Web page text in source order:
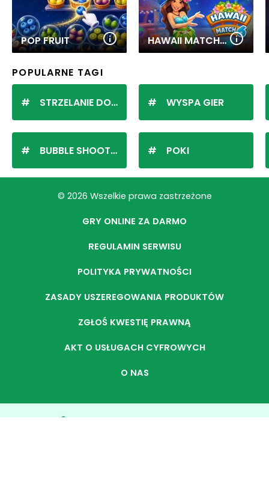
POP FRUIT HAWAII MATCH 6
POPULARNE TAGI
STRZELANIE DO KULEK
BUBBLE SHOOTER
WYSPA GIER
POKI
© 2026 Wszelkie prawa zastrzeżone
GRY ONLINE ZA DARMO
REGULAMIN SERWISU
POLITYKA PRYWATNOŚCI
ZASADY USZEREGOWANIA PRODUKTÓW
ZGŁOŚ KWESTIĘ PRAWNĄ
AKT O USŁUGACH CYFROWYCH
O NAS